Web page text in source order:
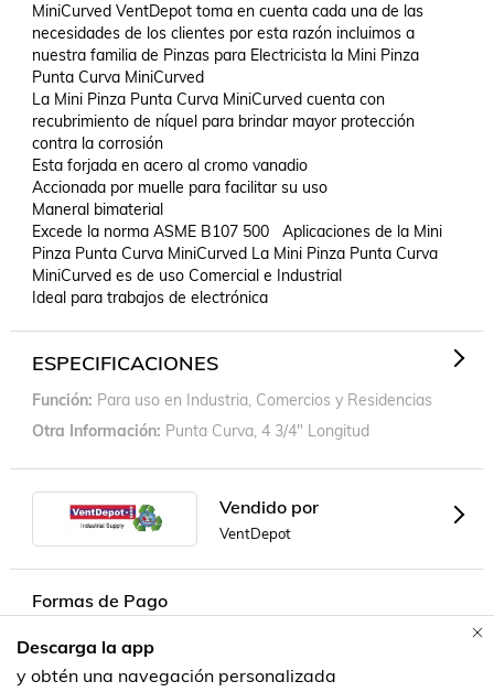
MiniCurved VentDepot toma en cuenta cada una de las
necesidades de los clientes por esta razón incluimos a
nuestra familia de Pinzas para Electricista la Mini Pinza
Punta Curva MiniCurved
La Mini Pinza Punta Curva MiniCurved cuenta con
recubrimiento de níquel para brindar mayor protección
contra la corrosión
Esta forjada en acero al cromo vanadio
Accionada por muelle para facilitar su uso
Maneral bimaterial
Excede la norma ASME B107 500   Aplicaciones de la Mini
Pinza Punta Curva MiniCurved La Mini Pinza Punta Curva
MiniCurved es de uso Comercial e Industrial
Ideal para trabajos de electrónica
ESPECIFICACIONES
Función Para uso en Industria, Comercios y Residencias
Otra Información Punta Curva, 4 3/4" Longitud
Vendido por
VentDepot
Formas de Pago
Descarga la app
y obtén una navegación personalizada